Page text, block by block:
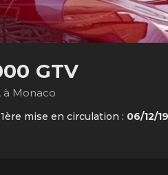
GTV
à Monaco
1ère mise en circulation : 06/12/